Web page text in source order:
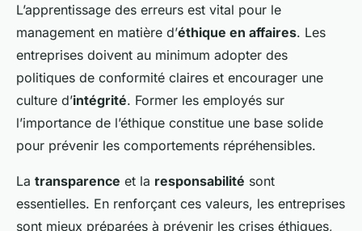
L’apprentissage des erreurs est vital pour le
management en matière d’éthique en affaires. Les
entreprises doivent au minimum adopter des
politiques de conformité claires et encourager une
culture d’intégrité. Former les employés sur
l’importance de l’éthique constitue une base solide
pour prévenir les comportements répréhensibles.
La transparence et la responsabilité sont
essentielles. En renforçant ces valeurs, les entreprises
sont mieux préparées à prévenir les crises éthiques,